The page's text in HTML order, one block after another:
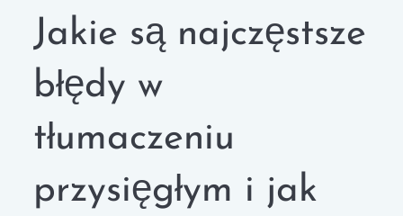
Jakie są najczęstsze
błędy w
tłumaczeniu
przysięgłym i jak